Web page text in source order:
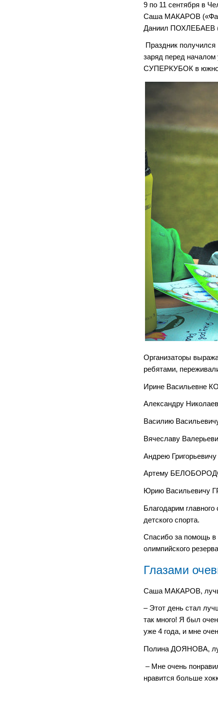
9 по 11 сентября в
Саша МАКАРОВ
Даниил ПОХЛЕБАЕВ
Праздник
заряд перед началом
СУПЕРКУБОК в
Организаторы
ребятами,
Ирине Васильевне
Александру
Василию
Вячеславу
Андрею
Артему
Юрию Васильевичу
Благодарим
детского спорта.
Спасибо за помощь
олимпийского
Глазами
Саша МАКАРОВ,
– Этот день стал
так много! Я был
уже 4 года, и мне
Полина ДОЯНОВА,
– Мне очень
нравится больше